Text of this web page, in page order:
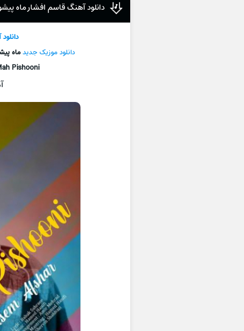
دانلود آهنگ قاسم افشار ماه
دانلود موزیک جديدماه
Pishooni